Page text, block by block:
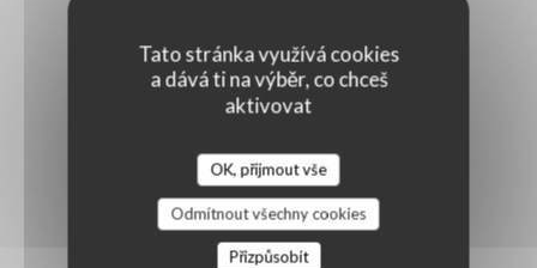
Tato stránka využívá cookies
a dává ti na výběr, co chceš
aktivovat
OK, přijmout vše
Odmítnout všechny cookies
Přizpůsobit